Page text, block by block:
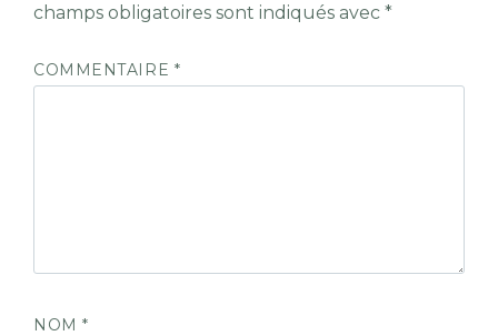
champs obligatoires sont indiqués avec *
COMMENTAIRE *
NOM*